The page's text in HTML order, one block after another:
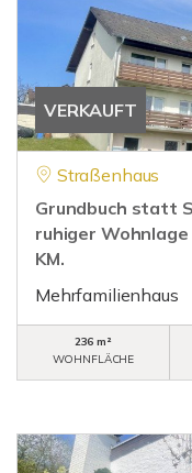
VERKAUFT
Straßenhaus
Grundbuch statt
ruhiger
KM.
Mehrfamilienhaus
236 m²
WOHNFLÄCHE